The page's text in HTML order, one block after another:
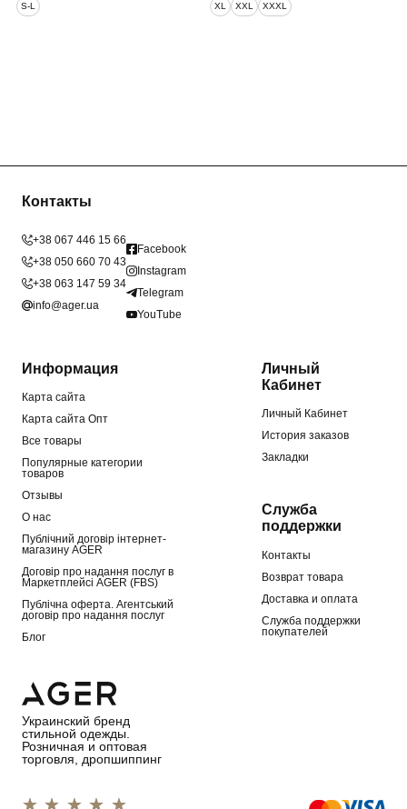
S-L XL XXL XXXL
Контакты
+38 067 446 15 66
+38 050 660 70 43
+38 063 147 59 34
info@ager.ua
Facebook
Instagram
Telegram
YouTube
Информация
Карта сайта
Карта сайта Опт
Все товары
Популярные категории
товаров
Отзывы
О нас
Публічний договір інтернет-
магазину AGER
Договір про надання послуг в
Маркетплейсі AGER (FBS)
Публічна оферта. Агентський
договір про надання послуг
Блог
Личный
Кабинет
Личный Кабинет
История заказов
Закладки
Служба
поддержки
Контакты
Возврат товара
Доставка и оплата
Служба поддержки
покупателей
Украинский бренд
стильной одежды.
Розничная и оптовая
торговля, дропшиппинг
1 star
2 stars
3 stars
4 stars
5 stars